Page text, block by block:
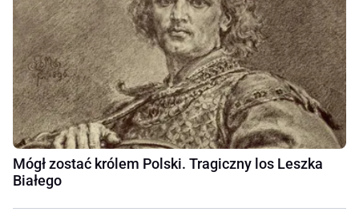
Mógł zostać królem Polski. Tragiczny los Leszka
Białego